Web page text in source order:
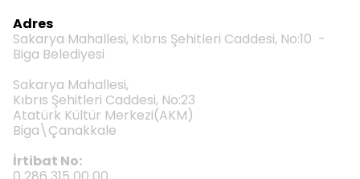
Adres
Sakarya Mahallesi, Kıbrıs Şehitleri Caddesi, No:10 -
Biga Belediyesi
Sakarya Mahallesi,
Kıbrıs Şehitleri Caddesi, No:23
Atatürk Kültür Merkezi(AKM)
Biga\Çanakkale
İrtibat No: